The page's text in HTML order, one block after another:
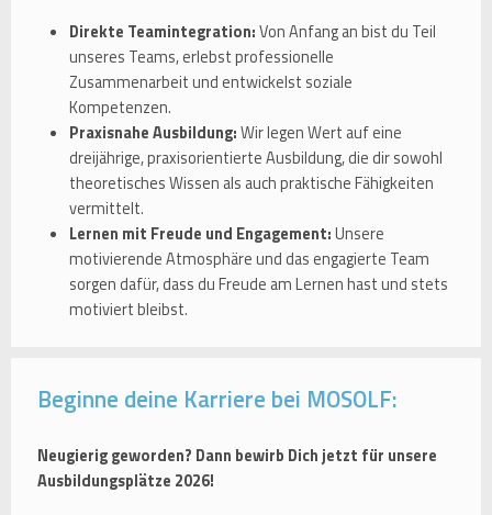
Direkte Teamintegration:Von Anfang an bist du Teil
unseres Teams, erlebst professionelle
Zusammenarbeit und entwickelst soziale
Kompetenzen.
Praxisnahe Ausbildung:Wir legen Wert auf eine
dreijährige, praxisorientierte Ausbildung, die dir sowohl
theoretisches Wissen als auch praktische Fähigkeiten
vermittelt.
Lernen mit Freude und Engagement:Unsere
motivierende Atmosphäre und das engagierte Team
sorgen dafür, dass du Freude am Lernen hast und stets
motiviert bleibst.
Beginne deine Karriere bei MOSOLF:
Neugierig geworden? Dann bewirb Dich jetzt für unsere
Ausbildungsplätze 2026!